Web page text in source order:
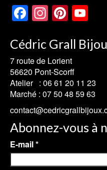
Facebook
Cédric Grall
7 route de Lorient
56620 Pont-Scorff
Atelier : 06 61 20 11 23
Marché : 07 50 48 59 63
Abonnez-vous à
E-mail*